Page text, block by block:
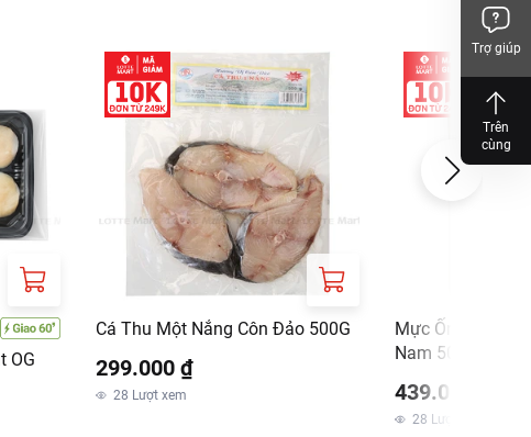
OG
Cá Thu Một Nắng Côn Đảo 500G
299.000 ₫
28 Lượt xem
Mực Ống Một
Nam 500G
439.000 ₫
28 Lượt xem
Trợ giúp
Trên
cùng